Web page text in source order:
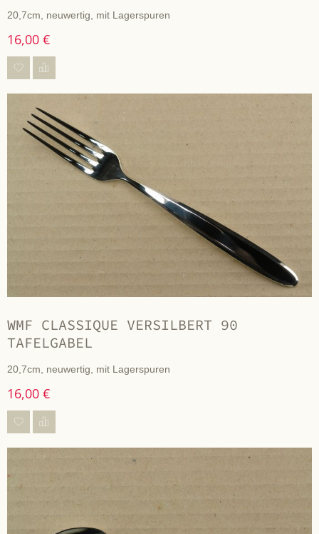
20,7cm, neuwertig, mit Lagerspuren
16,00 €
WMF CLASSIQUE VERSILBERT 90
TAFELGABEL
20,7cm, neuwertig, mit Lagerspuren
16,00 €